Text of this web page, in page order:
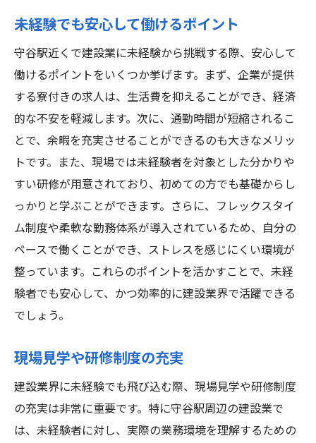
健康的な生活リズムの確保
守谷駅の利便性を活かした建設業での充実ライ
フスタイル
駅近だから可能な都会的ライフスタイル
余暇時間を最大限に活用する方法
周辺施設を活用したリフレッシュ術
地域イベントや交流の楽しみ方
公共交通機関を使った近郊への小旅行
生活を豊かにする趣味の見つけ方
未経験でも安心守谷駅周辺の寮付き建設業に挑
戦しよう
入社前に知っておくべき基礎知識
安心して働くための心構え
キャリアステップを考える
未経験者歓迎の理由とその背景
実際の現場体験から得られる学び
未経験でも安心して働けるポイント
守谷駅近くで建設業に未経験から挑戦する際、安心して
働けるポイントをいくつか挙げます。まず、企業が提供
する寮付きの求人は、生活費を抑えることができ、経済
的な不安を軽減します。次に、通勤時間が短縮されるこ
とで、余暇を充実させることができるのも大きなメリッ
トです。また、現場では未経験者を対象とした分かりや
すい研修が用意されており、初めての方でも基礎からし
っかりと学ぶことができます。さらに、フレックスタイ
ム制度や柔軟な勤務体系が導入されているため、自分の
ペースで働くことができ、ストレスを感じにくい環境が
整っています。これらのポイントを活かすことで、未経
験者でも安心して、かつ効率的に建設業界で活躍できる
でしょう。
現場見学や研修制度の充実
建設業界に未経験でも飛び込む際、現場見学や研修制度
の充実は非常に重要です。特に守谷駅周辺の建設業で
は、未経験者に対し、実際の業務環境を理解するための